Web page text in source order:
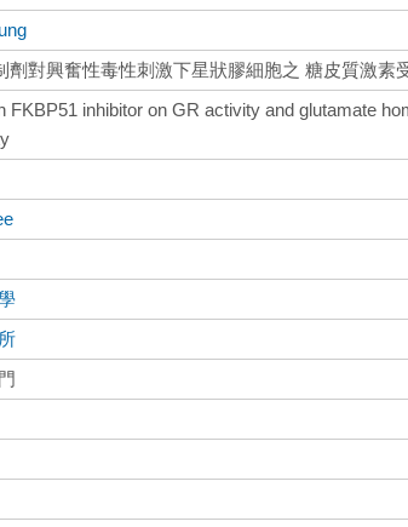
劑對興奮性毒性刺激下星狀膠細胞之 糖皮質激素
FKBP51 inhibitor on GR activity and glutamate